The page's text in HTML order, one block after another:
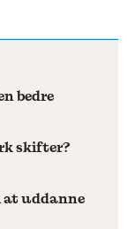
bedre
skifter?
at uddanne